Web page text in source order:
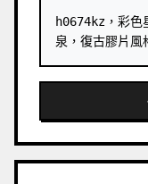
h0674kz，彩色
泉，復古膠片風